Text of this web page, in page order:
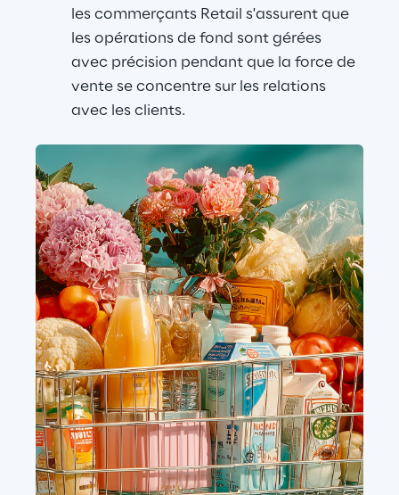
les commerçants Retail s'assurent que
les opérations de fond sont gérées
avec précision pendant que la force de
vente se concentre sur les relations
avec les clients.